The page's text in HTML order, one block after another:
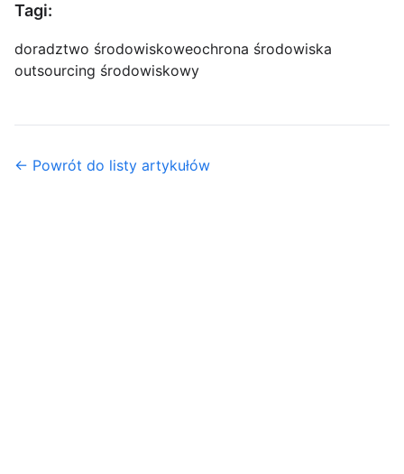
Tagi:
doradztwo środowiskoweochrona środowiska
outsourcing środowiskowy
← Powrót do listy artykułów